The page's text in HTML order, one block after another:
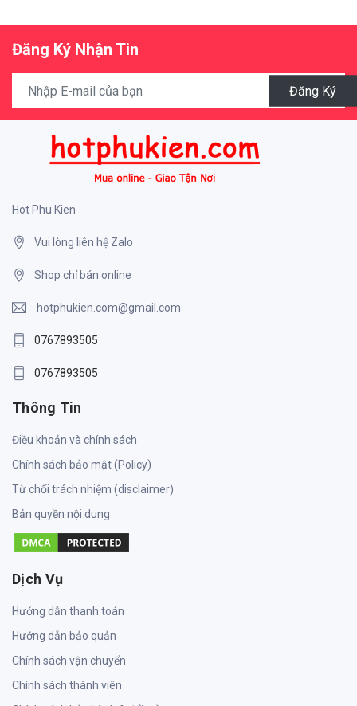
Đăng Ký Nhận Tin
Đăng Ký
Hot Phu Kien
Vui lòng liên hệ Zalo
Shop chỉ bán online
hotphukien.com@gmail.com
0767893505
0767893505
Thông Tin
Điều khoản và chính sách
Chính sách bảo mật (Policy)
Từ chối trách nhiệm (disclaimer)
Bản quyền nội dung
Dịch Vụ
Hướng dẫn thanh toán
Hướng dẫn bảo quản
Chính sách vận chuyển
Chính sách thành viên